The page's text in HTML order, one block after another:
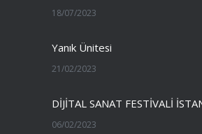
18/07/2023
Yanık Ünitesi
21/02/2023
DİJİTAL SANAT FESTİVALİ
06/02/2023